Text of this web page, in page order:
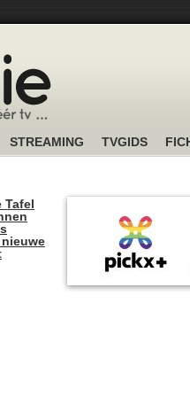
STREAMING TVGIDS
Tafel